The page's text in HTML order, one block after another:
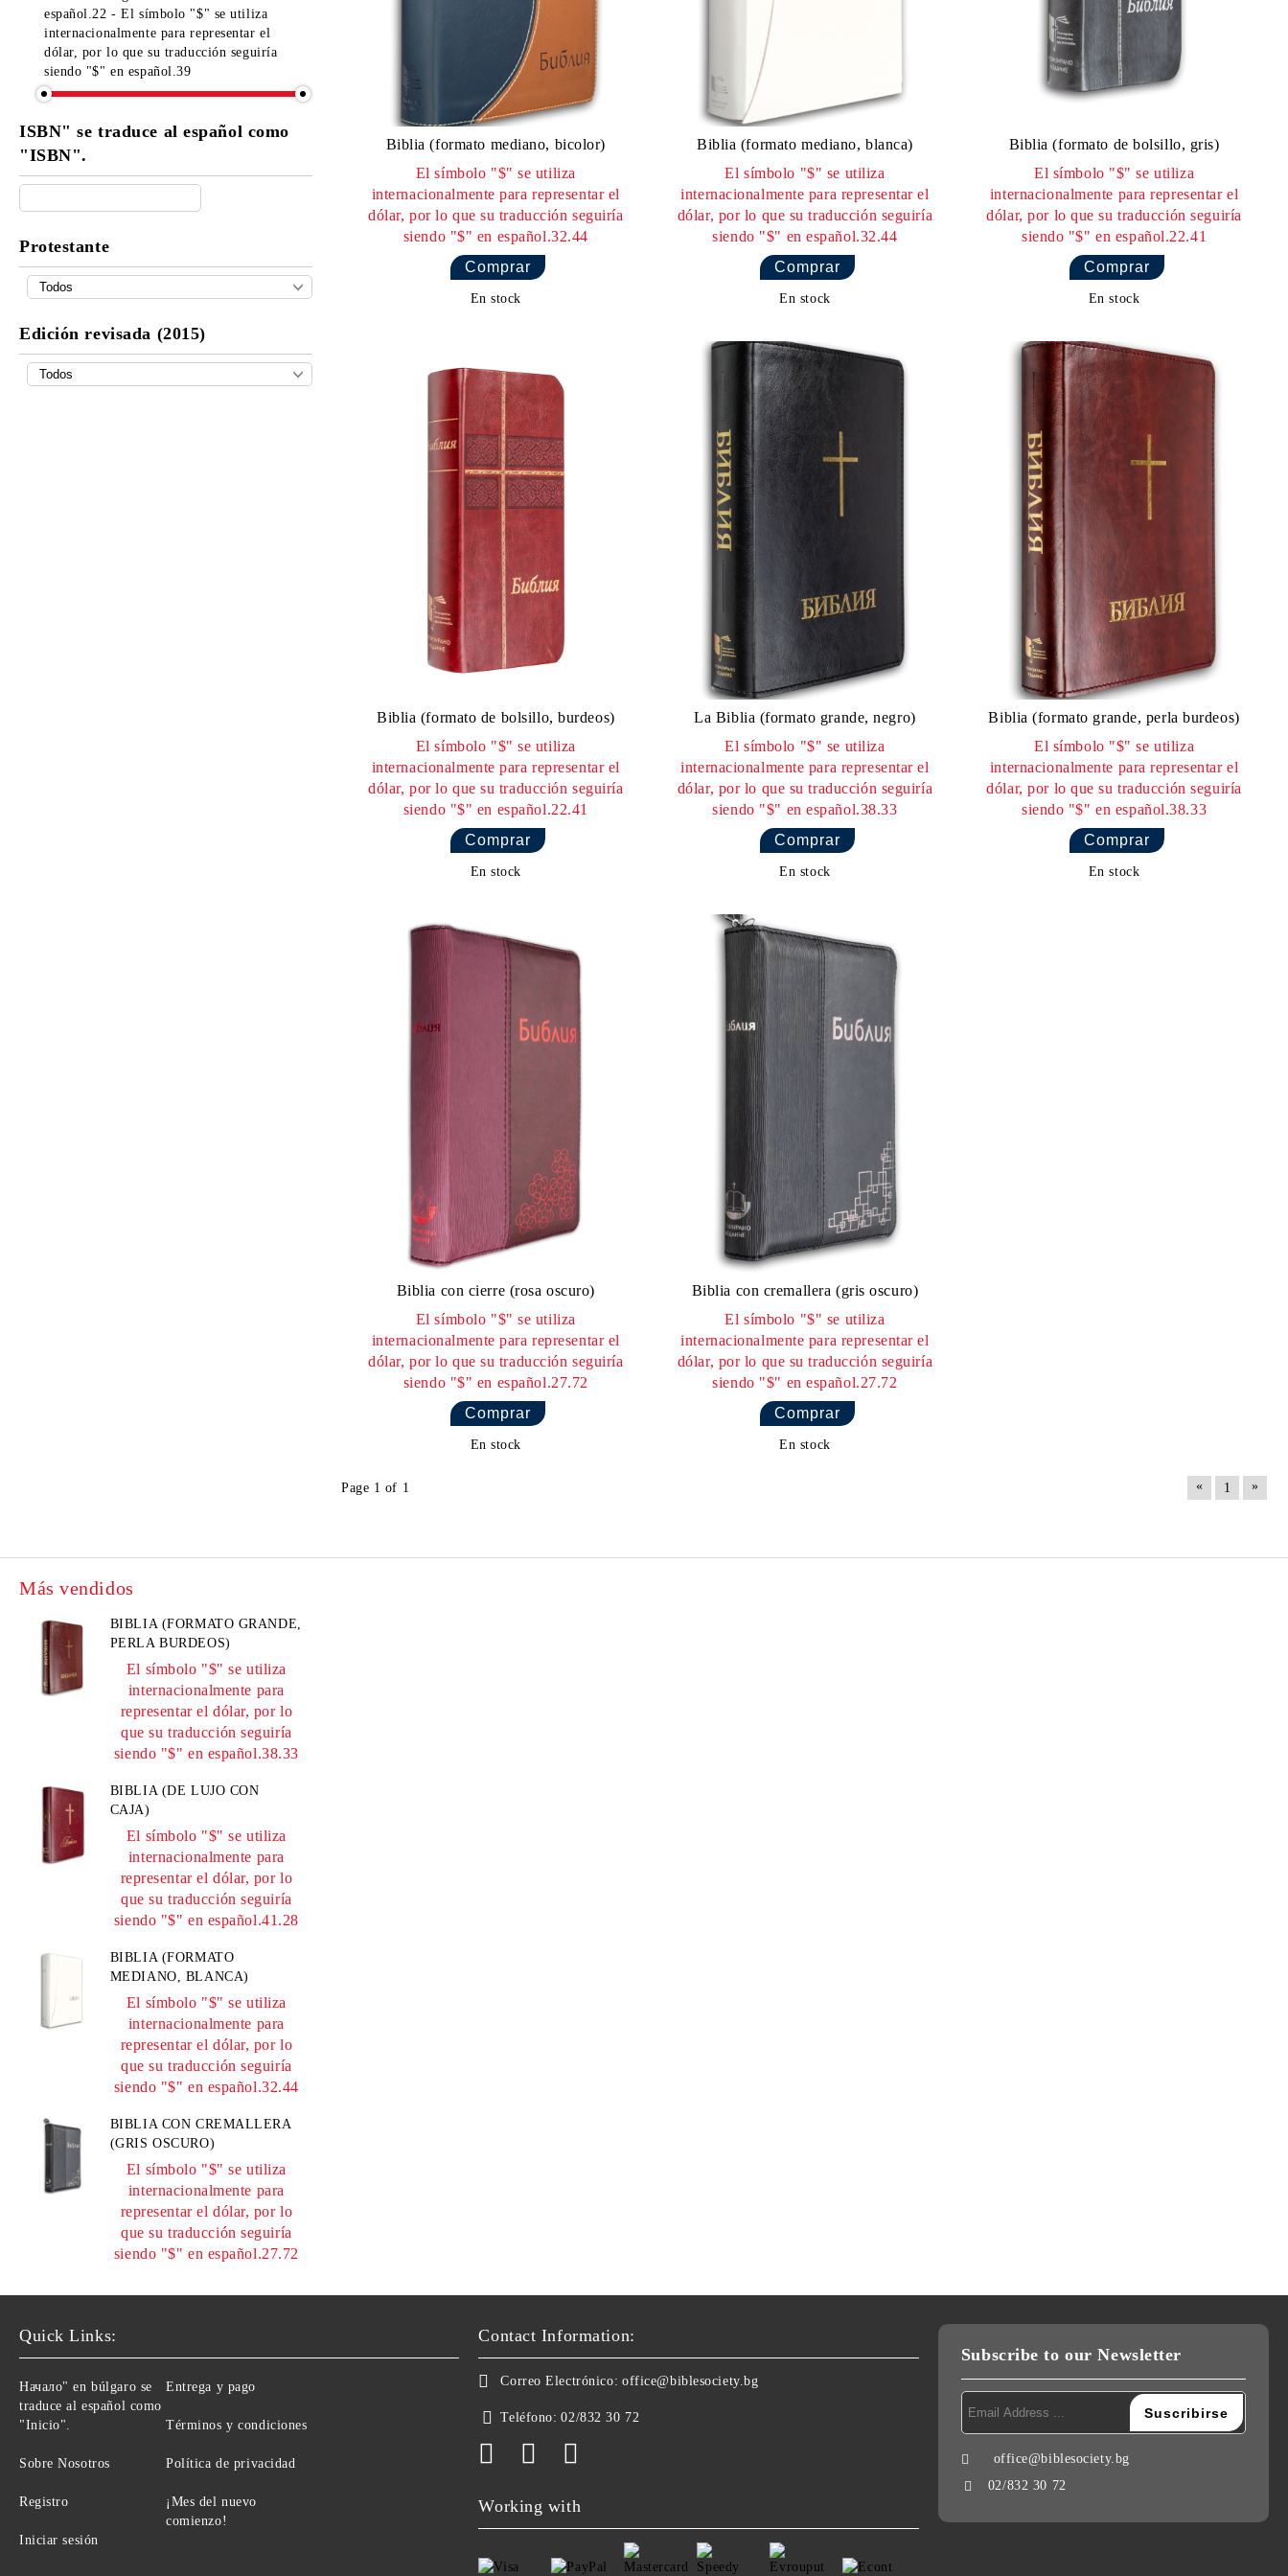
español.22 - El símbolo "$" se utiliza
internacionalmente para representar el
dólar, por lo que su traducción seguiría
siendo "$" en español.39
ISBN" se traduce al español como
"ISBN".
Protestante
Edición revisada (2015)
citados no constituyan un libro bíblico completo y no representen
el veinticinco por ciento (25%) del material en el que se citan. Una
copia del material debe ser enviada al editor.
En la portada o en la página que indique los derechos de autor, o en
la primera pantalla (según el tipo) del respectivo material, debe
aparecer lo siguiente:
Las citas bíblicas son de la Biblia, edición revisada © Sociedad
Bíblica Búlgara 2025. Usadas con permiso.
Biblia (formato mediano, bicolor)
El símbolo "$" se utiliza
internacionalmente para representar el
dólar, por lo que su traducción seguiría
siendo "$" en español.32.44
En stock
Biblia (formato mediano, blanca)
El símbolo "$" se utiliza
internacionalmente para representar el
dólar, por lo que su traducción seguiría
siendo "$" en español.32.44
En stock
Biblia (formato de bolsillo, gris)
El símbolo "$" se utiliza
internacionalmente para representar el
dólar, por lo que su traducción seguiría
siendo "$" en español.22.41
En stock
Biblia (formato de bolsillo, burdeos)
El símbolo "$" se utiliza
internacionalmente para representar el
dólar, por lo que su traducción seguiría
siendo "$" en español.22.41
En stock
La Biblia (formato grande, negro)
El símbolo "$" se utiliza
internacionalmente para representar el
dólar, por lo que su traducción seguiría
siendo "$" en español.38.33
En stock
Biblia (formato grande, perla burdeos)
El símbolo "$" se utiliza
internacionalmente para representar el
dólar, por lo que su traducción seguiría
siendo "$" en español.38.33
En stock
Biblia con cierre (rosa oscuro)
El símbolo "$" se utiliza
internacionalmente para representar el
dólar, por lo que su traducción seguiría
siendo "$" en español.27.72
En stock
Biblia con cremallera (gris oscuro)
El símbolo "$" se utiliza
internacionalmente para representar el
dólar, por lo que su traducción seguiría
siendo "$" en español.27.72
En stock
Page 1 of 1 « 1 »
Más vendidos
BIBLIA (FORMATO GRANDE,
PERLA BURDEOS)
El símbolo "$" se utiliza
internacionalmente para
representar el dólar, por lo
que su traducción seguiría
siendo "$" en español.38.33
BIBLIA (DE LUJO CON
CAJA)
El símbolo "$" se utiliza
internacionalmente para
representar el dólar, por lo
que su traducción seguiría
siendo "$" en español.41.28
BIBLIA (FORMATO
MEDIANO, BLANCA)
El símbolo "$" se utiliza
internacionalmente para
representar el dólar, por lo
que su traducción seguiría
siendo "$" en español.32.44
BIBLIA CON CREMALLERA
(GRIS OSCURO)
El símbolo "$" se utiliza
internacionalmente para
representar el dólar, por lo
que su traducción seguiría
siendo "$" en español.27.72
Quick Links:
Начало" en búlgaro se
traduce al español como
"Inicio".
Sobre Nosotros
Registro
Iniciar sesión
Entrega y pago
Términos y condiciones
Política de privacidad
¡Mes del nuevo
comienzo!
Contact Information:
Correo Electrónico: office@biblesociety.bg
Teléfono: 02/832 30 72
Working with
Subscribe to our Newsletter
office@biblesociety.bg
02/832 30 72